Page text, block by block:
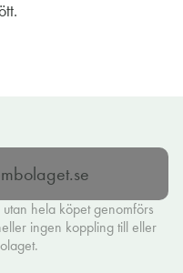
hela köpet genomförs
ingen koppling till eller